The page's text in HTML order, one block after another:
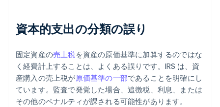
資本的支出の分類の誤り
固定資産の売上税を資産の原価基準に加算するのではな
く経費計上することは、よくある誤りです。IRS は、資
産購入の売上税が原価基準の一部であることを明確にし
ています。監査で発覚した場合、追徴税、利息、または
その他のペナルティが課される可能性があります。